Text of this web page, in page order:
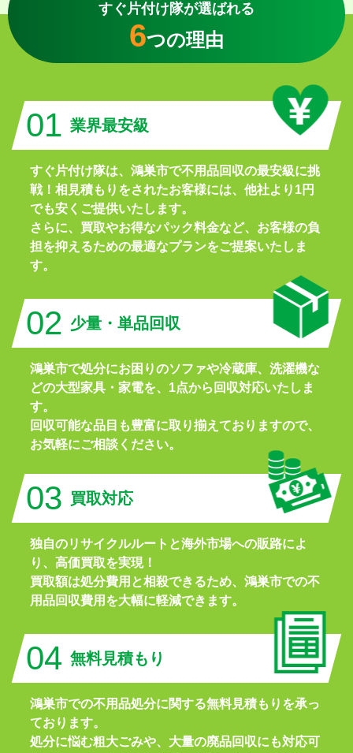
すぐ片付け隊が選ばれる
6つの理由
01 業界最安級
すぐ片付け隊は、鴻巣市で不用品回収の最安級に挑
戦！相見積もりをされたお客様には、他社より1円
でも安くご提供いたします。
さらに、買取やお得なパック料金など、お客様の負
担を抑えるための最適なプランをご提案いたしま
す。
02 少量・単品回収
鴻巣市で処分にお困りのソファや冷蔵庫、洗濯機な
どの大型家具・家電を、1点から回収対応いたしま
す。
回収可能な品目も豊富に取り揃えておりますので、
お気軽にご相談ください。
03 買取対応
独自のリサイクルルートと海外市場への販路によ
り、高価買取を実現！
買取額は処分費用と相殺できるため、鴻巣市での不
用品回収費用を大幅に軽減できます。
04 無料見積もり
鴻巣市での不用品処分に関する無料見積もりを承っ
ております。
処分に悩む粗大ごみや、大量の廃品回収にも対応可